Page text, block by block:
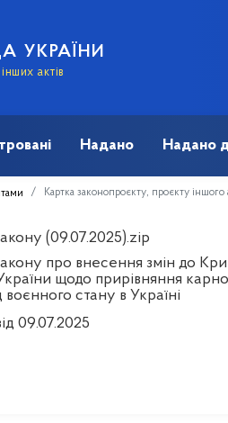
УКРАЇНИ
актів
Надано Надано
Картка законопроєкту, проєкту іншого
(09.07.2025).zip
про внесення змін до
щодо прирівняння
воєнного стану в Україні
09.07.2025